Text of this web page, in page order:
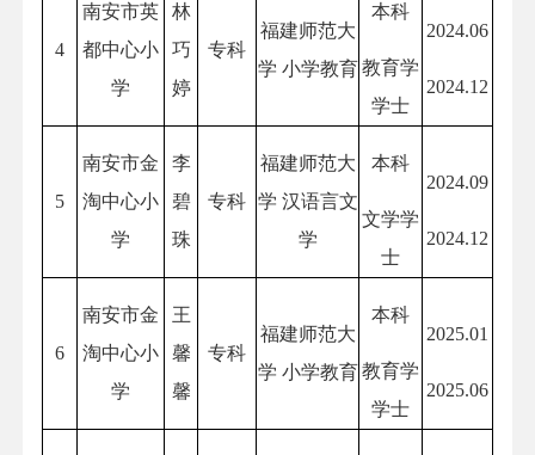
4
南安市英
都中心小
学
林
巧
婷
专科
福建师范大
学 小学教育
本科
教育学
学士
2024.06
2024.12
5
南安市金
淘中心小
学
李
碧
珠
专科
福建师范大
学 汉语言文
学
本科
文学学
士
2024.09
2024.12
6
南安市金
淘中心小
学
王
馨
馨
专科
福建师范大
学 小学教育
本科
教育学
学士
2025.01
2025.06